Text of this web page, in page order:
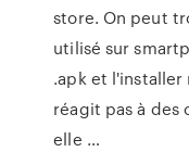
store. On peut
utilisé sur
.apk et l'installer
réagit pas à des
elle …